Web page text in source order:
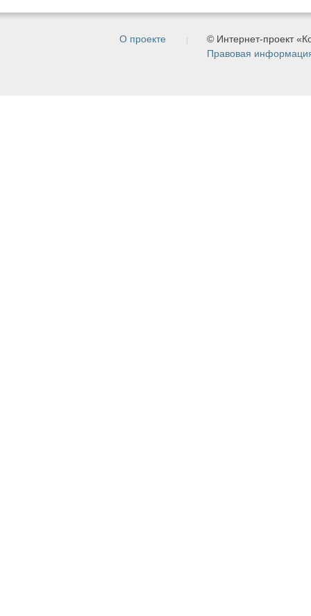
О проекте
© Интернет-проект
Правовая